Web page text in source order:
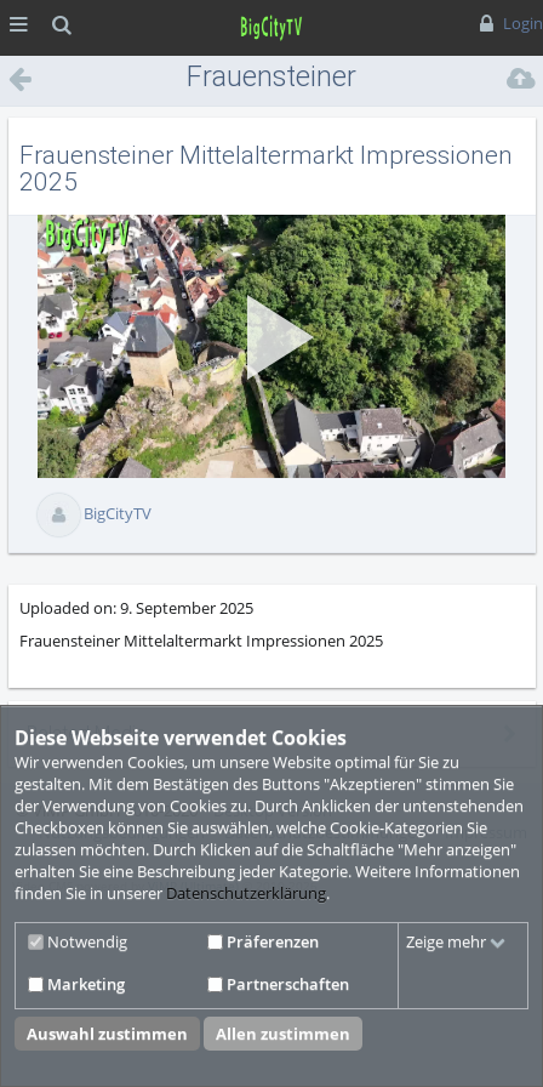
Login
Diese Webseite verwendet Cookies
Wir verwenden Cookies, um unsere Website optimal für Sie zu
gestalten. Mit dem Bestätigen des Buttons "Akzeptieren" stimmen Sie
der Verwendung von Cookies zu. Durch Anklicken der untenstehenden
Checkboxen können Sie auswählen, welche Cookie-Kategorien Sie
zulassen möchten. Durch Klicken auf die Schaltfläche "Mehr anzeigen"
erhalten Sie eine Beschreibung jeder Kategorie. Weitere Informationen
finden Sie in unserer Datenschutzerklärung.
Notwendig
Präferenzen
Marketing
Partnerschaften
Zeige mehr
Auswahl zustimmen Allen zustimmen
Frauensteiner
Mittelaltermarkt
Impressionen 2025
Frauensteiner Mittelaltermarkt Impressionen
2025
BigCityTV
Uploaded on:9. September 2025
Frauensteiner Mittelaltermarkt Impressionen 2025
Related Media
© ViMP GmbH 2010-2026
Desktop Version
Nutzungsbedingungen
Datenschutzbestimmungen Impressum
Video CMS powered by ViMP (Ultimate)© 2010-2026